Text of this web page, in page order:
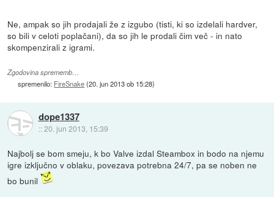
Ne, ampak so jih prodajali že z izgubo (tisti, ki so izdelali hardver,
so bili v celoti poplačani), da so jih le prodali čim več - in nato
skompenzirali z igrami.
Zgodovina sprememb…
spremenilo: FireSnake(20. jun 2013 ob 15:28)
dope1337
::20. jun 2013, 15:39
Najbolj se bom smeju, k bo Valve izdal Steambox in bodo na njemu
igre izključno v oblaku, povezava potrebna 24/7, pa se noben ne
bo bunil